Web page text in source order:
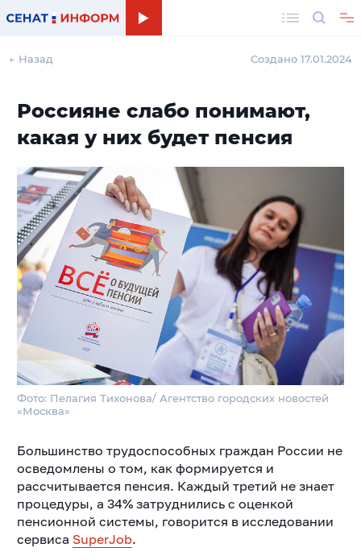
← Назад Создано 17.01.2024
Россияне слабо понимают,
какая у них будет пенсия
Фото: Пелагия Тихонова/ Агентство городских новостей
«Москва»
Большинство трудоспособных граждан России не
осведомлены о том, как формируется и
рассчитывается пенсия. Каждый третий не знает
процедуры, а 34% затруднились с оценкой
пенсионной системы, говорится в исследовании
сервиса SuperJob.